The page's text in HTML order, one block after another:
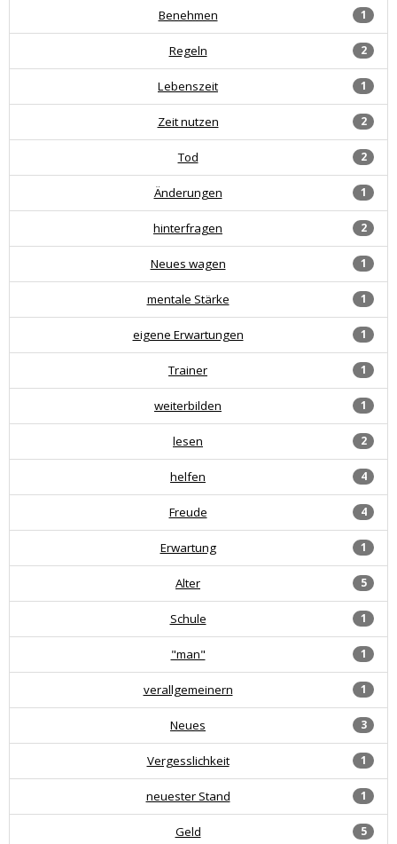
1
Benehmen
2
Regeln
1
Lebenszeit
2
Zeit nutzen
2
Tod
1
Änderungen
2
hinterfragen
1
Neues wagen
1
mentale Stärke
1
eigene Erwartungen
1
Trainer
1
weiterbilden
2
lesen
4
helfen
4
Freude
1
Erwartung
5
Alter
1
Schule
1
"man"
1
verallgemeinern
3
Neues
1
Vergesslichkeit
1
neuester Stand
5
Geld